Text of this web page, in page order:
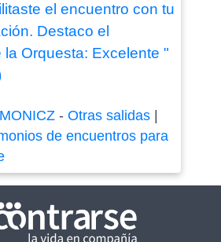
el encuentro con tu
Destaco el
la Orquesta: Excelente "
- Otras salidas|
de encuentros para